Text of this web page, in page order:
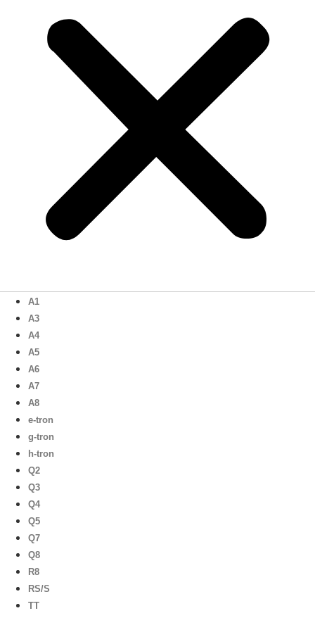
A1
A3
A4
A5
A6
A7
A8
e-tron
g-tron
h-tron
Q2
Q3
Q4
Q5
Q7
Q8
R8
RS/S
TT